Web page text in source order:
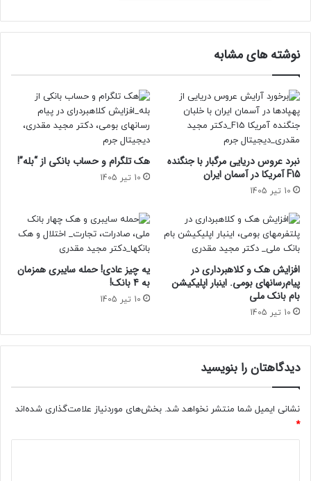
نوشته های مشابه
نبرد عروس دریایی مرگبار با جنگنده
F15 آمریکا در آسمان ایران
10 تیر 1405
هک تلگرام و حساب بانکی از “بله”!
10 تیر 1405
افزایش هک و کلاهبرداری در
پیام‌رسانهای بومی. اینبار اپلیکیشن
بام‌ بانک ملی
10 تیر 1405
یه چیز عادی! حمله سایبری همزمان
به 4 بانک!
10 تیر 1405
دیدگاهتان را بنویسید
نشانی ایمیل شما منتشر نخواهد شد. بخش‌های موردنیاز علامت‌گذاری شده‌اند
*